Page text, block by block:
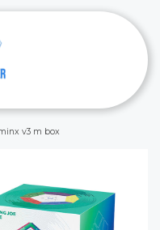
v3 m box